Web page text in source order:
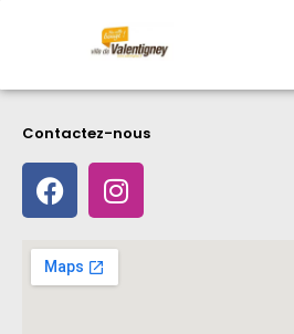
Contactez-nous